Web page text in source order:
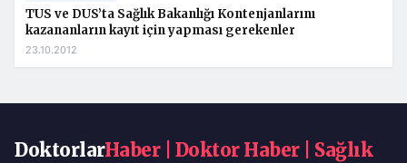
TUS ve DUS’ta Sağlık Bakanlığı Kontenjanlarını
kazananların kayıt için yapması gerekenler
23.10.2012
DoktorlarHaber | Doktor Haber | Sağlık